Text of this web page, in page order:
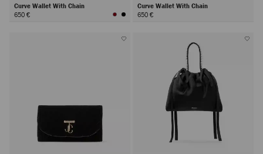
Curve Wallet With Chain
650 €
Curve Wallet With Chain
650 €